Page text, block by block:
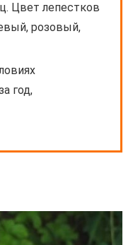
Цвет лепестков
розовый,
год,